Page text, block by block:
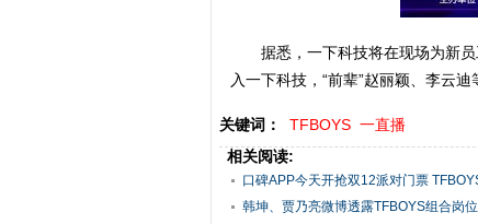
据悉，一下科技将在现场为新
入一下科技，“前辈”赵丽颖、李云
关键词： TFBOYS 一直播
相关阅读:
口碑APP今天开抢双12派对门票
出
韩坤、贾乃亮微博透露TFBOYS组合岗